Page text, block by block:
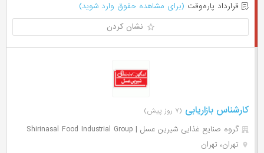
قرارداد پاره‌وقت (برای مشاهده حقوق وارد شوید)
نشان کردن
کارشناس بازاریابی (۷ روز پیش)
گروه صنایع غذایی شیرین عسل | Shirinasal Food Industrial Group
تهران، تهران